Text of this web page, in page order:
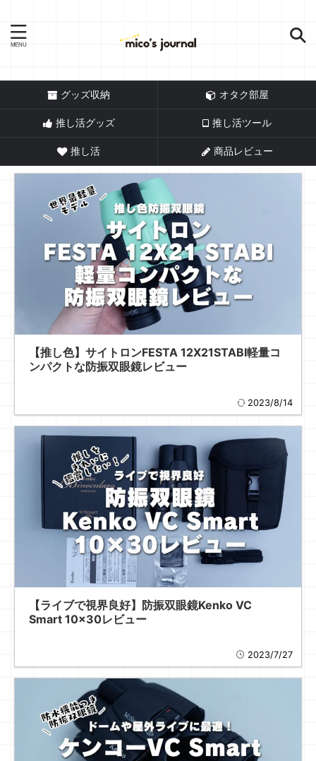
グッズ収納 オタク部屋
推し活グッズ 推し活ツール
推し活 商品レビュー
【推し色】サイトロンFESTA 12X21STABI軽量コ
ンパクトな防振双眼鏡レビュー
2023/8/14
【ライブで視界良好】防振双眼鏡Kenko VC
Smart 10×30レビュー
2023/7/27